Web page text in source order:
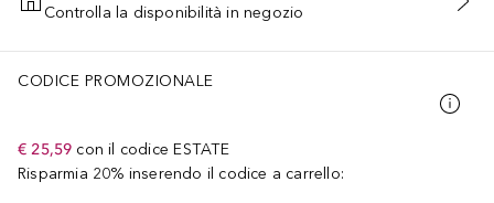
AGGIUNGI AL CARRELLO
Controlla la disponibilità in negozio
CODICE PROMOZIONALE
€ 25,59 con il codice ESTATE
Risparmia 20% inserendo il codice a carrello: